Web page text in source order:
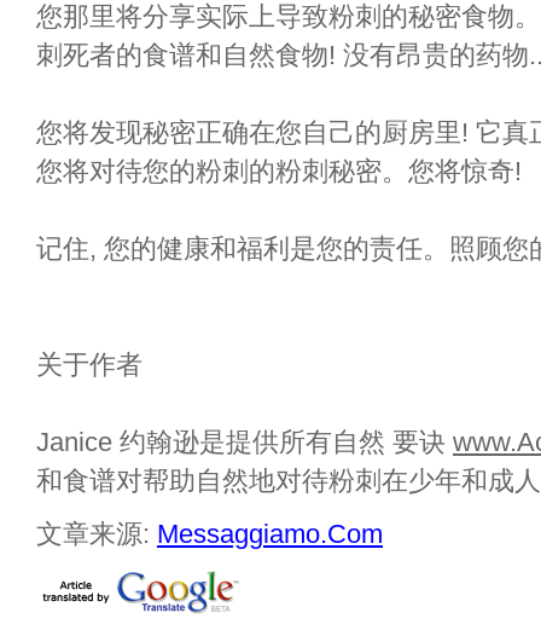
您那里将分享实际上导致粉刺的秘密食物
刺死者的食谱和自然食物! 没有昂贵的药物
您将发现秘密正确在您自己的厨房里! 它
您将对待您的粉刺的粉刺秘密。您将惊奇!
记住, 您的健康和福利是您的责任。照顾您
关于作者
Janice 约翰逊是提供所有自然 要诀
和食谱对帮助自然地对待粉刺在少年和成
文章来源: Messaggiamo.Com